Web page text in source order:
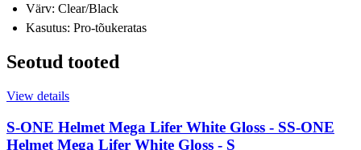
Värv: Clear/Black
Kasutus: Pro-tõukeratas
Seotud tooted
View details
S-ONE Helmet Mega Lifer White Gloss - SS-ONE
Helmet Mega Lifer White Gloss - S